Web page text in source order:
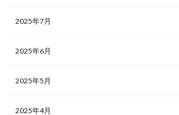
2025年7月
2025年6月
2025年5月
2025年4月